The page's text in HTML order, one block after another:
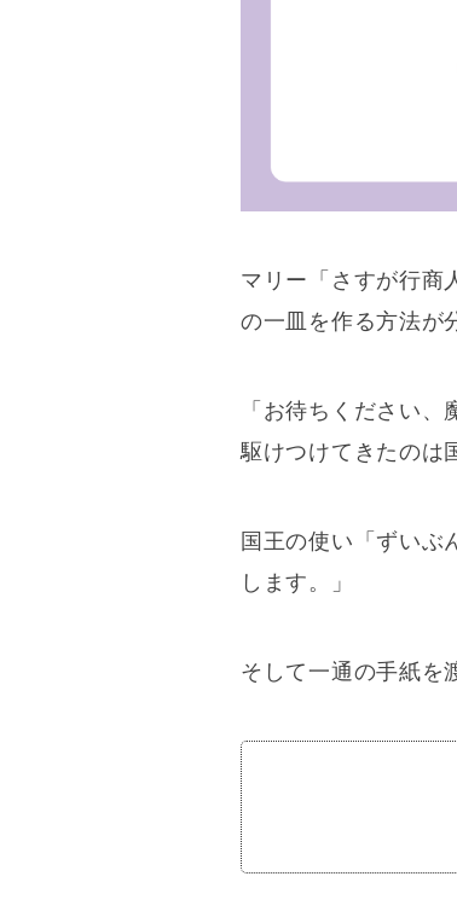
マリー 「さすが行
の一皿を作る方法が
「お待ちください、
駆けつけてきたのは
国王の使い 「ずい
します。」
そして一通の手紙を